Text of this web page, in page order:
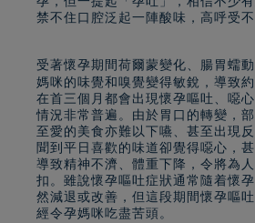
禁不住口腔泛起一陣酸味，高呼受不
受著懷孕期間荷爾蒙變化、腸胃蠕
媽咪的味覺和嗅覺變得敏銳，導致
在首三個月都會出現懷孕嘔吐、噁
情況非常普遍。由於胃口的轉變，
至愛的美食亦難以下嚥、甚至出現
聞到平日喜歡的味道卻覺得噁心，
導致精神不濟、體重下降，令將為
扣。雖說懷孕嘔吐症狀通常隨着懷
然減退或改善，但這段期間懷孕嘔
經令孕媽咪吃盡苦頭。